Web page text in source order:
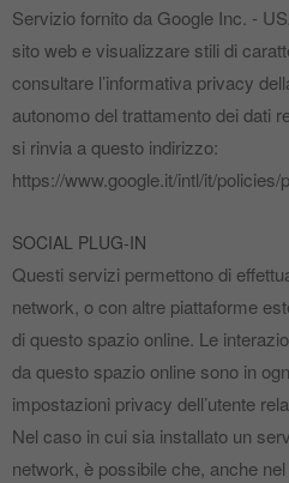
Servizio fornito da Google Inc. ‐
sito web e visualizzare stili di
consultare l’informativa privacy
autonomo del trattamento dei dati
si rinvia a questo indirizzo:
https://www.google.it/intl/it/policies/
SOCIAL PLUG‐IN
Questi servizi permettono di
network, o con altre piattaforme
di questo spazio online. Le
da questo spazio online sono in
impostazioni privacy dell’utente
Nel caso in cui sia installato un
network, è possibile che, anche